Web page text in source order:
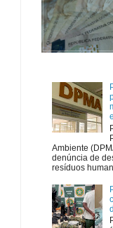
Ambiente
denúncia de
resíduos